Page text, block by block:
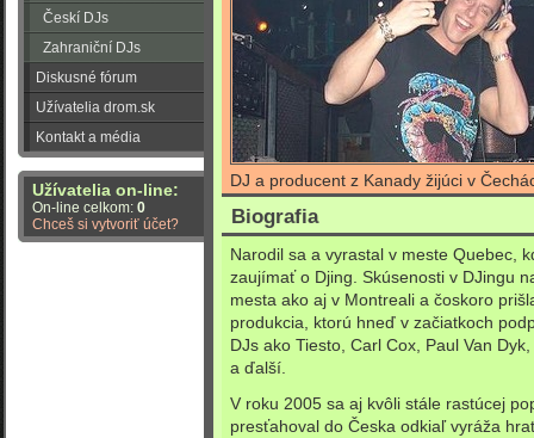
Českí DJs
Zahraniční DJs
Diskusné fórum
Užívatelia drom.sk
Kontakt a média
Užívatelia on-line:
On-line celkom: 0
Chceš si vytvoriť účet?
DJ a producent z Kanady žijúci v
Biografia
Narodil sa a vyrastal v meste Quebec,
zaujímať o Djing. Skúsenosti v DJingu
mesta ako aj v Montreali a čoskoro
produkcia, ktorú hneď v začiatkoch
DJs ako Tiesto, Carl Cox, Paul Van
a ďalší.
V roku 2005 sa aj kvôli stále rastúcej
presťahoval do Česka odkiaľ vyráža